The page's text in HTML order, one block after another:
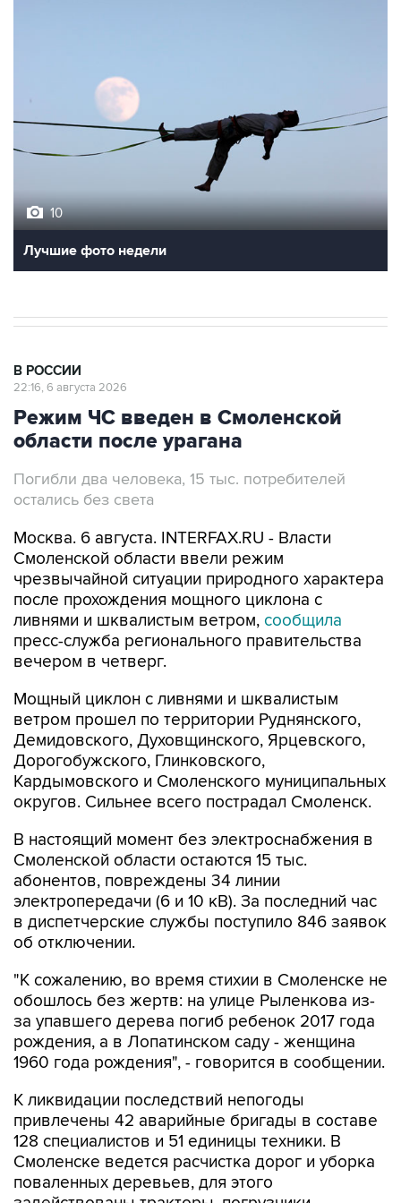
Лучшие фото недели
Режим ЧС введен в Смоленской
области после урагана
Погибли два человека, 15 тыс. потребителей
Москва. 6 августа. INTERFAX.RU - Власти
чрезвычайной ситуации природного характера
после прохождения мощного циклона с
ливнями и шквалистым ветром,сообщила
пресс-служба регионального правительства
вечером в четверг.
Мощный циклон с ливнями и шквалистым
Демидовского, Духовщинского, Ярцевского,
Дорогобужского, Глинковского,
Кардымовского и Смоленского муниципальных
округов. Сильнее всего пострадал Смоленск.
В настоящий момент без электроснабжения в
абонентов, повреждены 34 линии
электропередачи (6 и 10 кВ). За последний час
в диспетчерские службы поступило 846 заявок
об отключении.
"К сожалению, во время стихии в Смоленске не
за упавшего дерева погиб ребенок 2017 года
рождения, а в Лопатинском саду - женщина
1960 года рождения", - говорится в сообщении.
К ликвидации последствий непогоды
128 специалистов и 51 единицы техники. В
Смоленске ведется расчистка дорог и уборка
поваленных деревьев, для этого
задействованы тракторы, погрузчики,
самосвалы и другая коммунальная техника.